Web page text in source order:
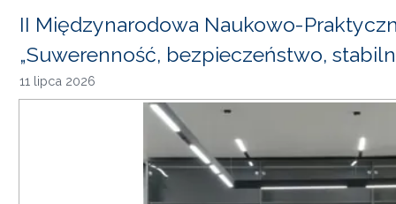
II Międzynarodowa Naukowo-
„Suwerenność, bezpieczeństwo,
11 lipca 2026